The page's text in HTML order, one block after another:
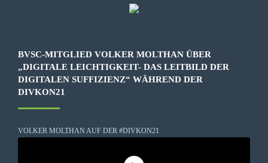
BVSC-MITGLIED VOLKER MOLTHAN ÜBER
„DIGITALE LEICHTIGKEIT- DAS LEITBILD DER
DIGITALEN SUFFIZIENZ“ WÄHREND DER
DIVKON21
VOLKER MOLTHAN AUF DER #DIVKON21